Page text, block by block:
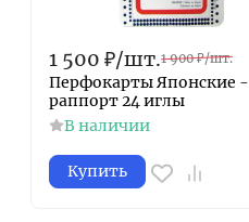
1 500 ₽/шт.1 900 ₽/шт.
Перфокарты Японские -
раппорт 24 иглы
В наличии
Купить